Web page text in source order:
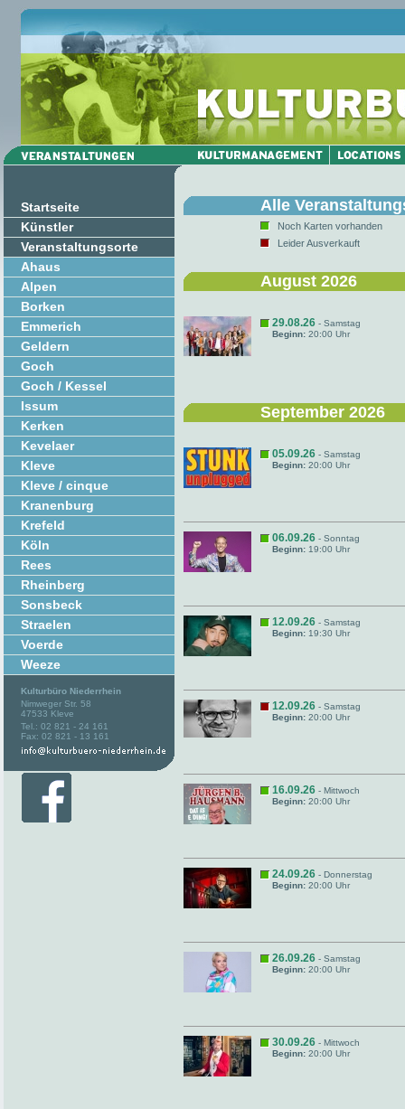
Startseite
Künstler
Veranstaltungsorte
Ahaus
Alpen
Borken
Emmerich
Geldern
Goch
Goch / Kessel
Issum
Kerken
Kevelaer
Kleve
Kleve / cinque
Kranenburg
Krefeld
Köln
Rees
Rheinberg
Sonsbeck
Straelen
Voerde
Weeze
Kulturbüro Niederrhein
Nimweger Str. 58
47533 Kleve
Tel.: 02 821 - 24 161
Fax: 02 821 - 13 161
Alle
Noch Karten vorhanden
Leider Ausverkauft
August 2026
29.08.26 - Samstag
Beginn: 20:00 Uhr
September 2026
05.09.26 - Samstag
Beginn: 20:00 Uhr
06.09.26 - Sonntag
Beginn: 19:00 Uhr
12.09.26 - Samstag
Beginn: 19:30 Uhr
12.09.26 - Samstag
Beginn: 20:00 Uhr
16.09.26 - Mittwoch
Beginn: 20:00 Uhr
24.09.26 - Donnerstag
Beginn: 20:00 Uhr
26.09.26 - Samstag
Beginn: 20:00 Uhr
30.09.26 - Mittwoch
Beginn: 20:00 Uhr